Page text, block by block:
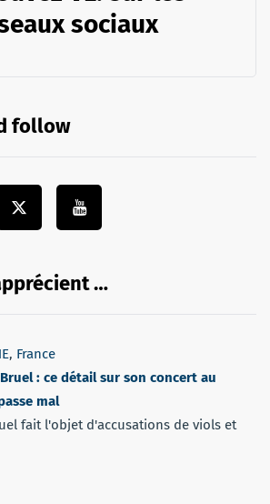
sociaux
follow
…
, France
: ce détail sur son concert au
mal
fait l'objet d'accusations de viols et